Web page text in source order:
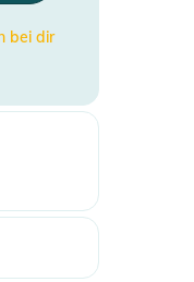
bei dir